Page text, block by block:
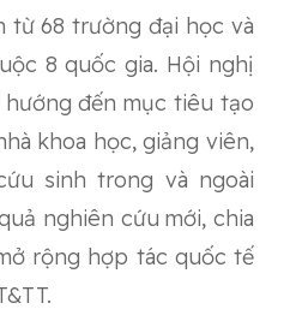
từ 68 trường đại học và
8 quốc gia. Hội nghị
đến mục tiêu tạo
khoa học, giảng viên,
sinh trong và ngoài
nghiên cứu mới, chia
rộng hợp tác quốc tế